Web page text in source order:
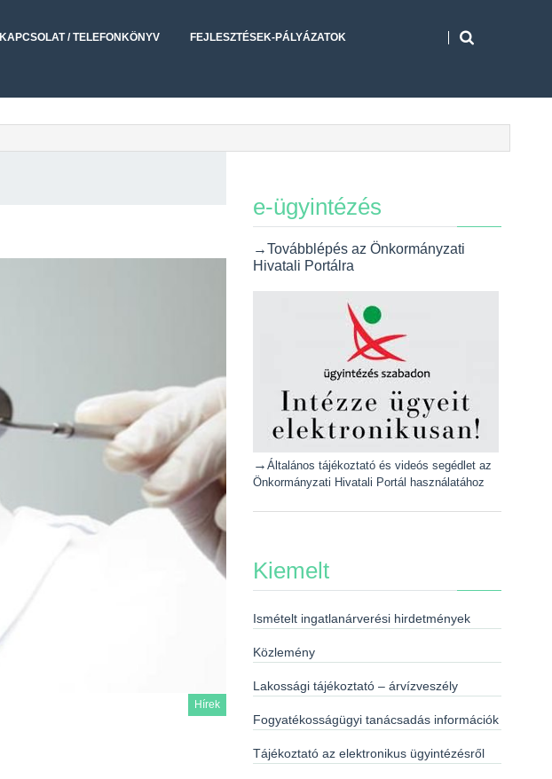
KAPCSOLAT / TELEFONKÖNYV FEJLESZTÉSEK-PÁLYÁZATOK
Hírek
e-ügyintézés
→Továbblépés az Önkormányzati
Hivatali Portálra
→ Általános tájékoztató és videós segédlet az
Önkormányzati Hivatali Portál használatához
Kiemelt
Ismételt ingatlanárverési hirdetmények
Közlemény
Lakossági tájékoztató – árvízveszély
Fogyatékosságügyi tanácsadás információk
Tájékoztató az elektronikus ügyintézésről